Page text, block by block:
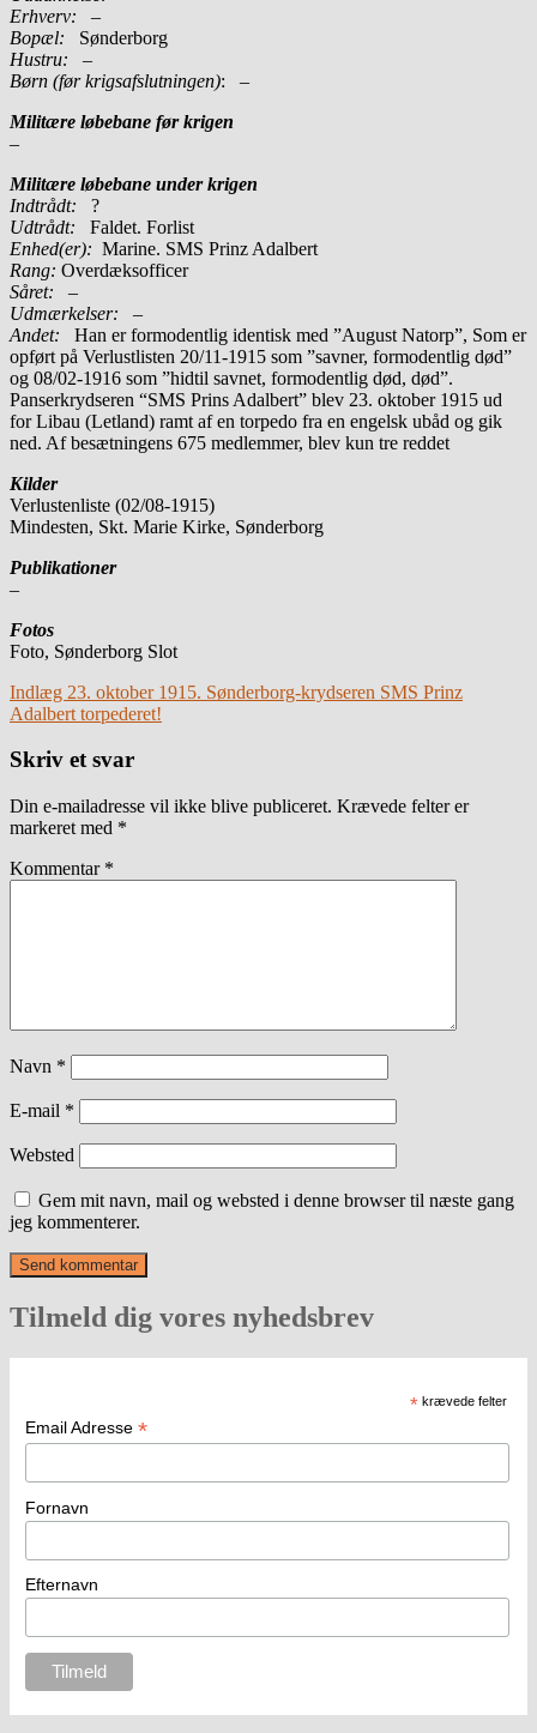
Erhverv: –
Bopæl: Sønderborg
Hustru: –
Børn (før krigsafslutningen): –
Militære løbebane før krigen
–
Militære løbebane under krigen
Indtrådt: ?
Udtrådt: Faldet. Forlist
Enhed(er): Marine. SMS Prinz Adalbert
Rang: Overdæksofficer
Såret: –
Udmærkelser: –
Andet: Han er formodentlig identisk med ”August Natorp”, Som er
opført på Verlustlisten 20/11-1915 som ”savner, formodentlig død”
og 08/02-1916 som ”hidtil savnet, formodentlig død, død”.
Panserkrydseren “SMS Prins Adalbert” blev 23. oktober 1915 ud
for Libau (Letland) ramt af en torpedo fra en engelsk ubåd og gik
ned. Af besætningens 675 medlemmer, blev kun tre reddet
Kilder
Verlustenliste (02/08-1915)
Mindesten, Skt. Marie Kirke, Sønderborg
Publikationer
–
Fotos
Foto, Sønderborg Slot
Indlæg 23. oktober 1915. Sønderborg-krydseren SMS Prinz
Adalbert torpederet!
Skriv et svar
Din e-mailadresse vil ikke blive publiceret. Krævede felter er
markeret med *
Kommentar *
Navn *
E-mail *
Websted
Gem mit navn, mail og websted i denne browser til næste gang
jeg kommenterer.
Tilmeld dig vores nyhedsbrev
* krævede felter
Email Adresse *
Fornavn
Efternavn